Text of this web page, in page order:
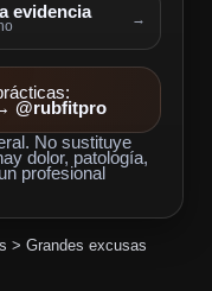
evidencia →
@rubfitpro
No sustituye
dolor, patología,
profesional
> Grandes excusas